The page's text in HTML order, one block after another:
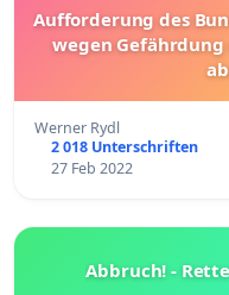
Aufforderung des
wegen
Werner Rydl
2 018 Unterschriften
27 Feb 2022
Abbruch! -